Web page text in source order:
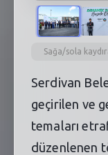
Sağa/sola
Serdivan
geçirilen ve
temaları
düzenlenen